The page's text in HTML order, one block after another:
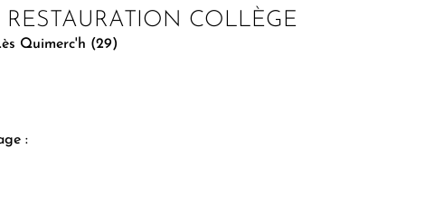
RESTAURATION COLLÈGE
Quimerc'h (29)
: